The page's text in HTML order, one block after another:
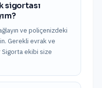
sigortası
ve poliçenizdeki
Gerekli evrak ve
Sigorta ekibi size